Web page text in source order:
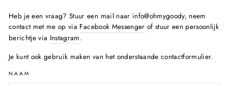
Heb je een vraag? Stuur een mail naar info@ohmygoody, neem
contact met me op via Facebook Messenger of stuur een persoonlijk
berichtje via Instagram.
Je kunt ook gebruik maken van het onderstaande contactformulier.
NAAM